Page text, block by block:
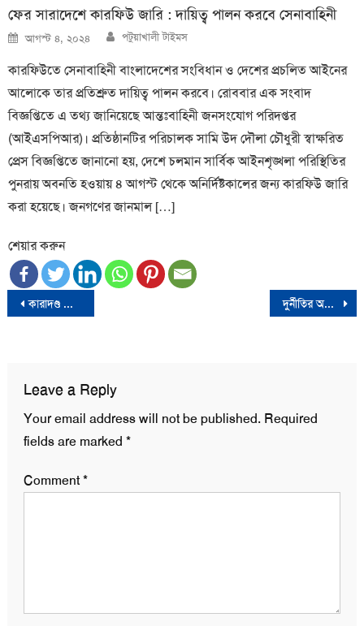
ফের সারাদেশে কারফিউ জারি : দায়িত্ব পালন করবে সেনাবাহিনী
Posted
on
আগস্ট ৪, ২০২৪ Author
পটুয়াখালী টাইমস
কারফিউতে সেনাবাহিনী বাংলাদেশের সংবিধান ও দেশের প্রচলিত আইনের
আলোকে তার প্রতিশ্রুত দায়িত্ব পালন করবে। রোববার এক সংবাদ
বিজ্ঞপ্তিতে এ তথ্য জানিয়েছে আন্তঃবাহিনী জনসংযোগ পরিদপ্তর
(আইএসপিআর)। প্রতিষ্ঠানটির পরিচালক সামি উদ দৌলা চৌধুরী স্বাক্ষরিত
প্রেস বিজ্ঞপ্তিতে জানানো হয়, দেশে চলমান সার্বিক আইনশৃঙ্খলা পরিস্থিতির
পুনরায় অবনতি হওয়ায় ৪ আগস্ট থেকে অনির্দিষ্টকালের জন্য কারফিউ জারি
করা হয়েছে। জনগণের জানমাল […]
শেয়ার করুন
Post
কারাদণ্ড পাওয়া সেই ৫৭ বাংলাদেশির সাজা মওকুফ করলো আমিরাত দুর্নীতির অভিযোগে বিভিন্ন দূতাবাসে কর্মরত ৩৮ জনের তথ্য চেয়ে দুদকের চিঠি
Leave a Reply
Your email address will not be published. Required
fields are marked *
Comment*